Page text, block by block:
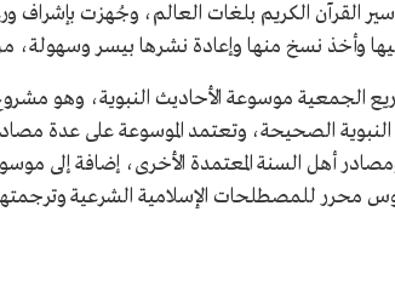
القرآن الكريم بلغات العالم، وجُهزت
وأخذ نسخ منها وإعادة نشرها بيسر وسهولة،
الجمعية موسوعة الأحاديث النبوية، وهو
النبوية الصحيحة، وتعتمد الموسوعة على
أهل السنة المعتمدة الأخرى، إضافة إلى
محرر للمصطلحات الإسلامية الشرعية